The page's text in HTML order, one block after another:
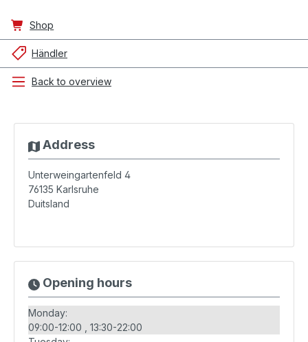
Shop
Händler
Back to overview
Address
Unterweingartenfeld 4
76135 Karlsruhe
Duitsland
Opening hours
Monday:
09:00-12:00
13:30-22:00